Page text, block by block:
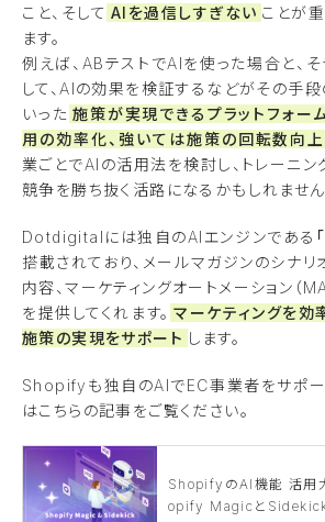
こと、そして AIを過信しすぎない ことが
ます。
例えば、ABテストでAIを使った場合と、
して、AIの効果を検証するなどがその手段
いった 施策が実現できるプラットフォー
用の効率化、強いては施策の回転数向上
業ごとでAIの活用法を検討し、トレーニン
競争を勝ち抜く活路になるかもしれません
Dotdigitalには独自のAIエンジンである
搭載されており、メールマガジンのシナリ
内容、マーケティングオートメーション（
を提供してくれます。 マーケティングを効
施策の実現をサポート します。
Shopifyも独自のAIでEC事業者をサポー
はこちらの記事をご覧ください。
ShopifyのAI機能 活用
opify MagicとSidekick